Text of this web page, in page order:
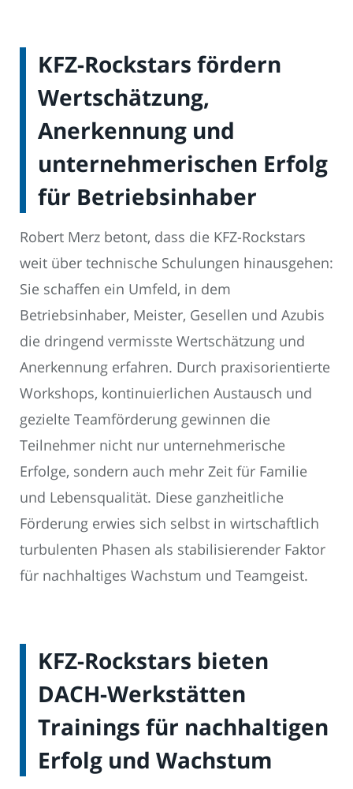
KFZ-Rockstars fördern
Wertschätzung,
Anerkennung und
unternehmerischen Erfolg
für Betriebsinhaber
Robert Merz betont, dass die KFZ-Rockstars
weit über technische Schulungen hinausgehen:
Sie schaffen ein Umfeld, in dem
Betriebsinhaber, Meister, Gesellen und Azubis
die dringend vermisste Wertschätzung und
Anerkennung erfahren. Durch praxisorientierte
Workshops, kontinuierlichen Austausch und
gezielte Teamförderung gewinnen die
Teilnehmer nicht nur unternehmerische
Erfolge, sondern auch mehr Zeit für Familie
und Lebensqualität. Diese ganzheitliche
Förderung erwies sich selbst in wirtschaftlich
turbulenten Phasen als stabilisierender Faktor
für nachhaltiges Wachstum und Teamgeist.
KFZ-Rockstars bieten
DACH-Werkstätten
Trainings für nachhaltigen
Erfolg und Wachstum